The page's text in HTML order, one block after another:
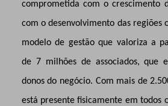
comprometida com o crescimento
com o desenvolvimento das regiões
modelo de gestão que valoriza a
de 7 milhões de associados, que
donos do negócio. Com mais de
está presente fisicamente em todos